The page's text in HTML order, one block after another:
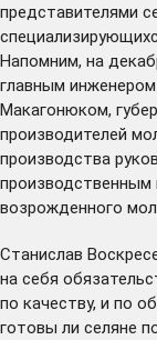
представителями
Напомним, на
главным
Макагонюком,
производителей
производства
производственным
возрожденного
Станислав
на себя
по качеству, и по
готовы ли селяне